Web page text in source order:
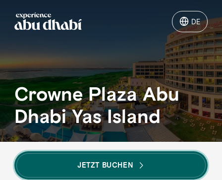
DE
DE
Aktivitäten
Erkunden Sie Abu Dhabi
Planen Sie Ihre Ferien in Abu
Dhabi
Crowne Plaza Abu
Dhabi Yas Island
JETZT BUCHEN